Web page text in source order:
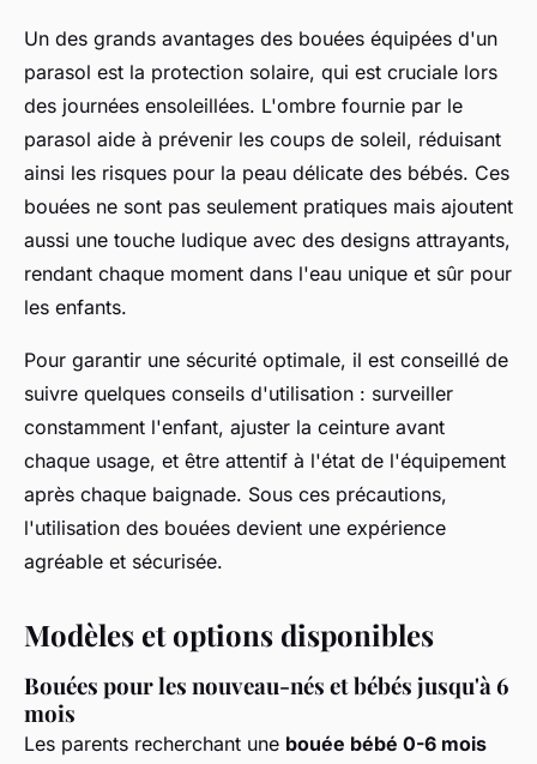
Un des grands avantages des bouées équipées d'un
parasol est la protection solaire, qui est cruciale lors
des journées ensoleillées. L'ombre fournie par le
parasol aide à prévenir les coups de soleil, réduisant
ainsi les risques pour la peau délicate des bébés. Ces
bouées ne sont pas seulement pratiques mais ajoutent
aussi une touche ludique avec des designs attrayants,
rendant chaque moment dans l'eau unique et sûr pour
les enfants.
Pour garantir une sécurité optimale, il est conseillé de
suivre quelques conseils d'utilisation : surveiller
constamment l'enfant, ajuster la ceinture avant
chaque usage, et être attentif à l'état de l'équipement
après chaque baignade. Sous ces précautions,
l'utilisation des bouées devient une expérience
agréable et sécurisée.
Modèles et options disponibles
Bouées pour les nouveau-nés et bébés jusqu'à 6
mois
Les parents recherchant une bouée bébé 0-6 mois